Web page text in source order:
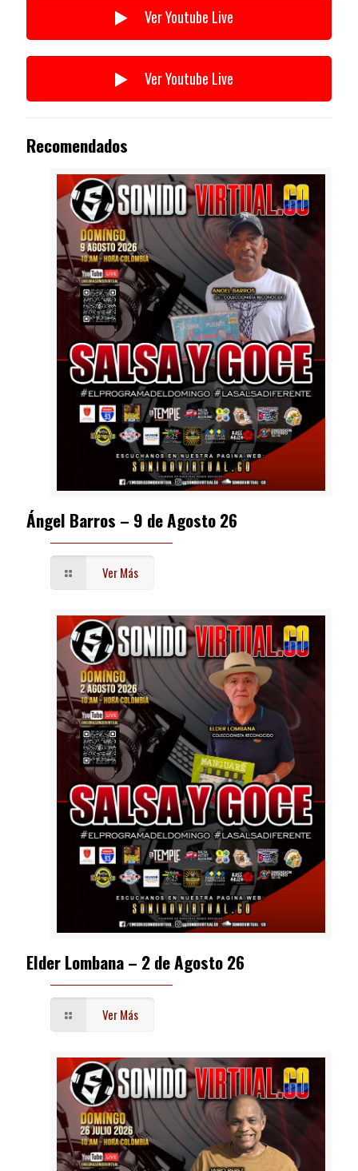
Ver Youtube Live
Ver Youtube Live
Recomendados
Ángel Barros – 9 de Agosto 26
Ver Más
Elder Lombana – 2 de Agosto 26
Ver Más